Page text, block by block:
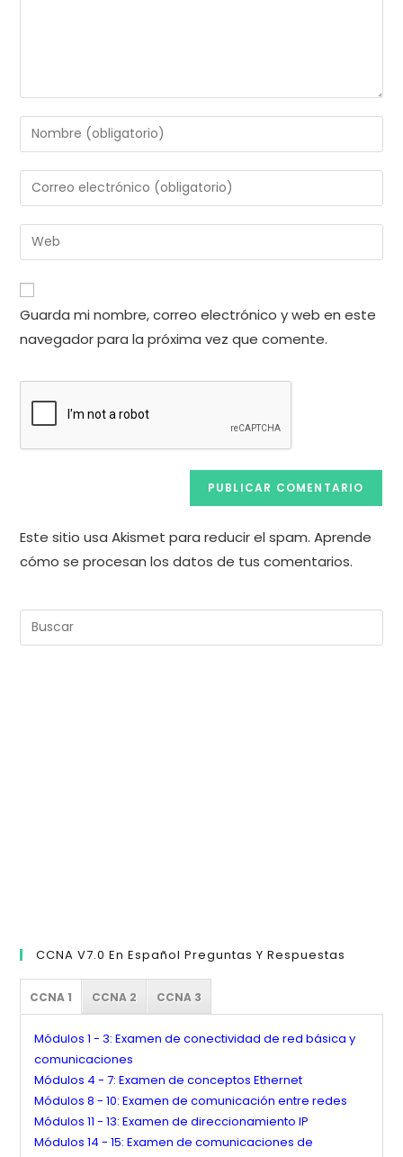
Introduce
tu
nombre
de
usuario
para
comentar
Introduce
tu
dirección
de
electrónico
para
comentar
Introduce
la
URL
de
tu
web
Guarda mi nombre, correo electrónico y web en este
navegador para la próxima vez que comente.
Este sitio usa Akismet para reducir el spam.Aprende
cómo se procesan los datos de tus comentarios.
CCNA V7.0 En Español Preguntas Y Respuestas
CCNA 1 CCNA 2 CCNA 3
Módulos 1 - 3: Examen de conectividad de red básica y
comunicaciones
Módulos 4 - 7: Examen de conceptos Ethernet
Módulos 8 - 10: Examen de comunicación entre redes
Módulos 11 - 13: Examen de direccionamiento IP
Módulos 14 - 15: Examen de comunicaciones de